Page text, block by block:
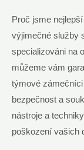
Proč jsme
výjimečné služby
specializováni na
můžeme vám
týmové
bezpečnost a
nástroje a
poškození vašich